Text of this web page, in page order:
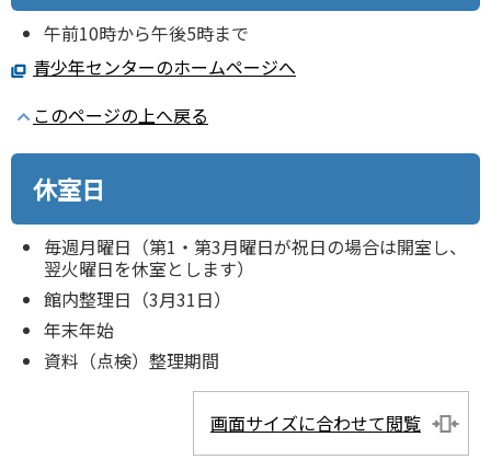
午前10時から午後5時まで
青少年センターのホームページへ
このページの上へ戻る
休室日
毎週月曜日（第1・第3月曜日が祝日の場合は開室し、
翌火曜日を休室とします）
館内整理日（3月31日）
年末年始
資料（点検）整理期間
画面サイズに合わせて閲覧